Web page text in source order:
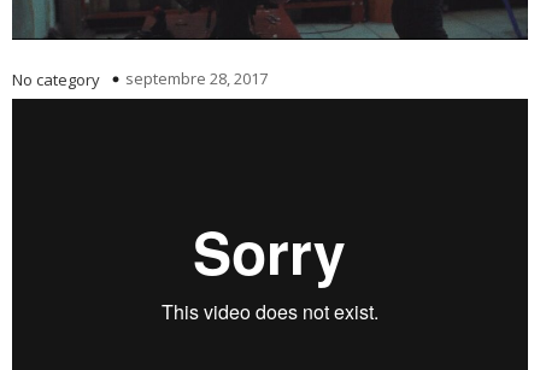
No category septembre 28, 2017